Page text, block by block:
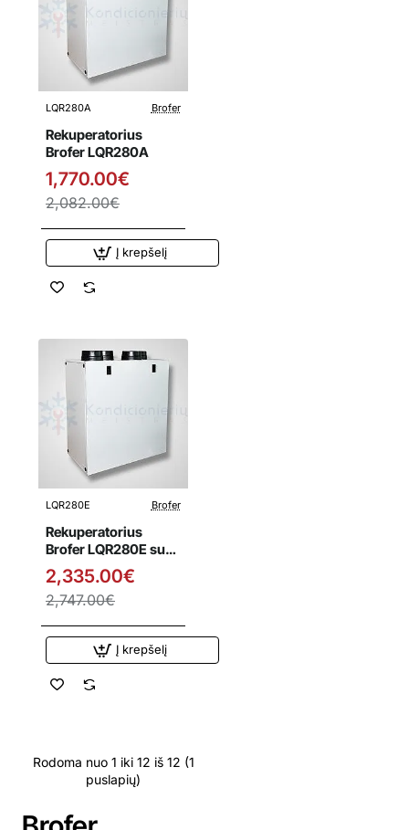
Išpardavimas
LQR280A Brofer
Rekuperatorius
Brofer LQR280A
1,770.00€
2,082.00€
Į krepšelį
Išpardavimas
LQR280E Brofer
Rekuperatorius
Brofer LQR280E su
entalpiniu
šilumokaičiu
2,335.00€
2,747.00€
Į krepšelį
Rodoma nuo 1 iki 12 iš 12 (1
puslapių)